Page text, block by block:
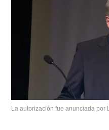
La autorización fue anunciada por